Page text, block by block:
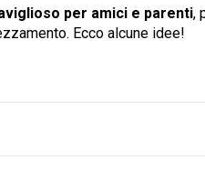
per amici e parenti,
Ecco alcune idee!